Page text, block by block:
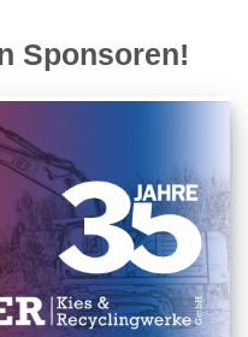
Sponsoren!